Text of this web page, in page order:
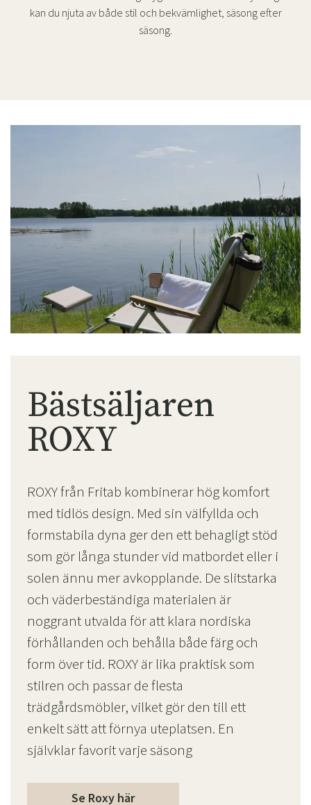
kan du njuta av både stil och bekvämlighet, säsong efter
säsong.
Bästsäljaren
ROXY
ROXY från Fritab kombinerar hög komfort
med tidlös design. Med sin välfyllda och
formstabila dyna ger den ett behagligt stöd
som gör långa stunder vid matbordet eller i
solen ännu mer avkopplande. De slitstarka
och väderbeständiga materialen är
noggrant utvalda för att klara nordiska
förhållanden och behålla både färg och
form över tid. ROXY är lika praktisk som
stilren och passar de flesta
trädgårdsmöbler, vilket gör den till ett
enkelt sätt att förnya uteplatsen. En
självklar favorit varje säsong
Se Roxy här